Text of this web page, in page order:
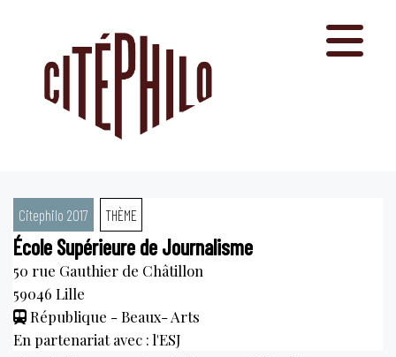
Citephilo 2017 THÈME
École Supérieure de Journalisme
50 rue Gauthier de Châtillon
59046 Lille
République - Beaux- Arts
En partenariat avec : l'ESJ